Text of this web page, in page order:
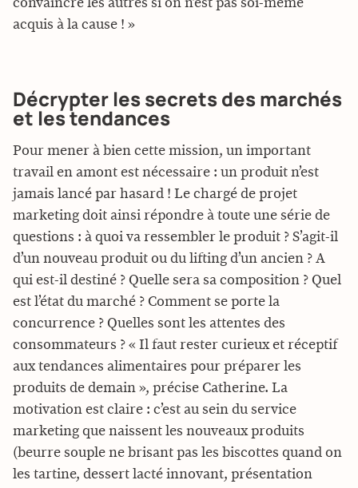
convaincre les autres si on n’est pas soi-même
acquis à la cause ! »
Décrypter les secrets des marchés
et les tendances
Pour mener à bien cette mission, un important
travail en amont est nécessaire : un produit n’est
jamais lancé par hasard ! Le chargé de projet
marketing doit ainsi répondre à toute une série de
questions : à quoi va ressembler le produit ? S’agit-il
d’un nouveau produit ou du lifting d’un ancien ? A
qui est-il destiné ? Quelle sera sa composition ? Quel
est l’état du marché ? Comment se porte la
concurrence ? Quelles sont les attentes des
consommateurs ? « Il faut rester curieux et réceptif
aux tendances alimentaires pour préparer les
produits de demain », précise Catherine. La
motivation est claire : c’est au sein du service
marketing que naissent les nouveaux produits
(beurre souple ne brisant pas les biscottes quand on
les tartine, dessert lacté innovant, présentation